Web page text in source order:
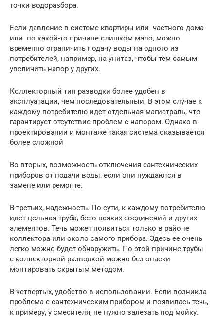
точки водоразбора.
Если давление в системе квартиры или частного дома
или по какой-то причине слишком мало, можно
временно ограничить подачу воды на одного из
потребителей, например, на унитаз, чтобы тем самым
увеличить напор у других.
Коллекторный тип разводки более удобен в
эксплуатации, чем последовательный. В этом случае к
каждому потребителю идет отдельная магистраль, что
гарантирует отсутствие проблем с напором. Однако в
проектировании и монтаже такая система оказывается
более сложной
Во-вторых, возможность отключения сантехнических
приборов от подачи воды, если они нуждаются в
замене или ремонте.
В-третьих, надежность. По сути, к каждому потребителю
идет цельная труба, безо всяких соединений и других
элементов. Течь может появиться только в районе
коллектора или около самого прибора. Здесь ее очень
легко можно будет обнаружить. По этой причине трубы
с коллекторной разводкой можно без опаски
монтировать скрытым методом.
В-четвертых, удобство в использовании. Если возникла
проблема с сантехническим прибором и появилась течь,
к примеру, у смесителя, не нужно залезать под мойку.